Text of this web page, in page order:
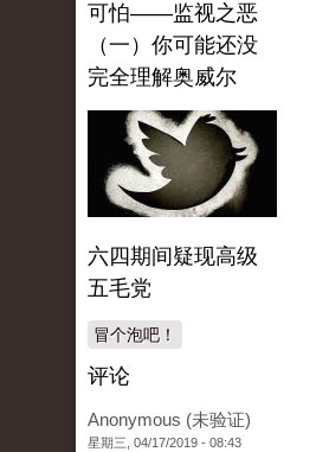
可怕——监视之恶
（一）你可能还没
完全理解奥威尔
六四期间疑现高级
五毛党
冒个泡吧！
评论
Anonymous (未验证)
星期三, 04/17/2019 - 08:43